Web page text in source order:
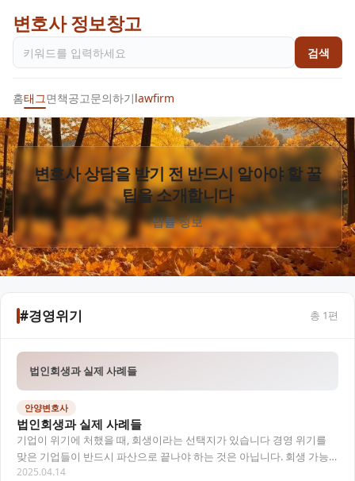
변호사 정보창고
검색
홈태그면책공고문의하기lawfirm
변호사 상담을 받기 전 반드시 알아야 할 꿀
팁을 소개합니다
법률 정보
#경영위기 총 1편
법인회생과 실제 사례들
안양변호사
법인회생과 실제 사례들
기업이 위기에 처했을 때, 회생이라는 선택지가 있습니다 경영 위기를
맞은 기업들이 반드시 파산으로 끝나야 하는 것은 아닙니다. 회생 가능
성이 있는 법인이라면 ‘법인회생’ 절차를 통…
2025.04.14